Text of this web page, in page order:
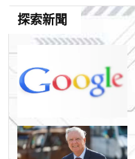
探索新聞